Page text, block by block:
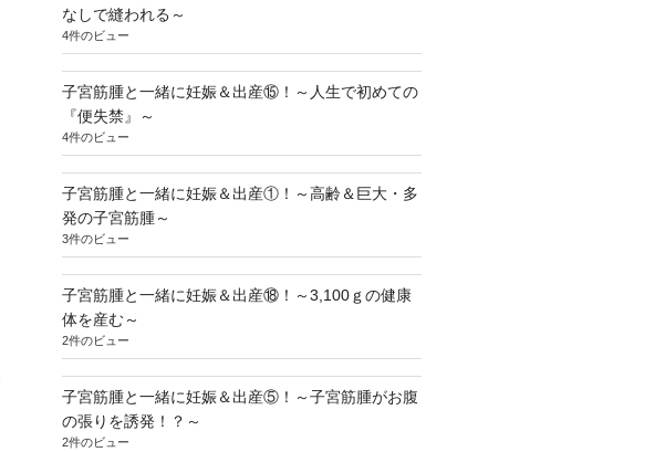
なしで縫われる～
4件のビュー
子宮筋腫と一緒に妊娠＆出産⑮！～人生で初めての
『便失禁』～
4件のビュー
子宮筋腫と一緒に妊娠＆出産①！～高齢＆巨大・多
発の子宮筋腫～
3件のビュー
子宮筋腫と一緒に妊娠＆出産⑱！～3,100ｇの健康
体を産む～
2件のビュー
子宮筋腫と一緒に妊娠＆出産⑤！～子宮筋腫がお腹
の張りを誘発！？～
2件のビュー